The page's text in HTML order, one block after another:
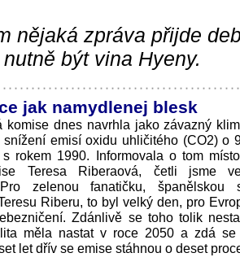
nějaká zpráva přijde
být vina Hyeny.
jak namydlenej blesk
komise dnes navrhla jako závazný
snížení emisí oxidu uhličitého (CO2) o
rokem 1990. Informovala o tom
Teresa Riberaová, četli jsme
zelenou fanatičku, španělskou
Riberu, to byl velký den, pro
Zdánlivě se toho tolik
měla nastat v roce 2050 a zdá se
let dřív se emise stáhnou o deset